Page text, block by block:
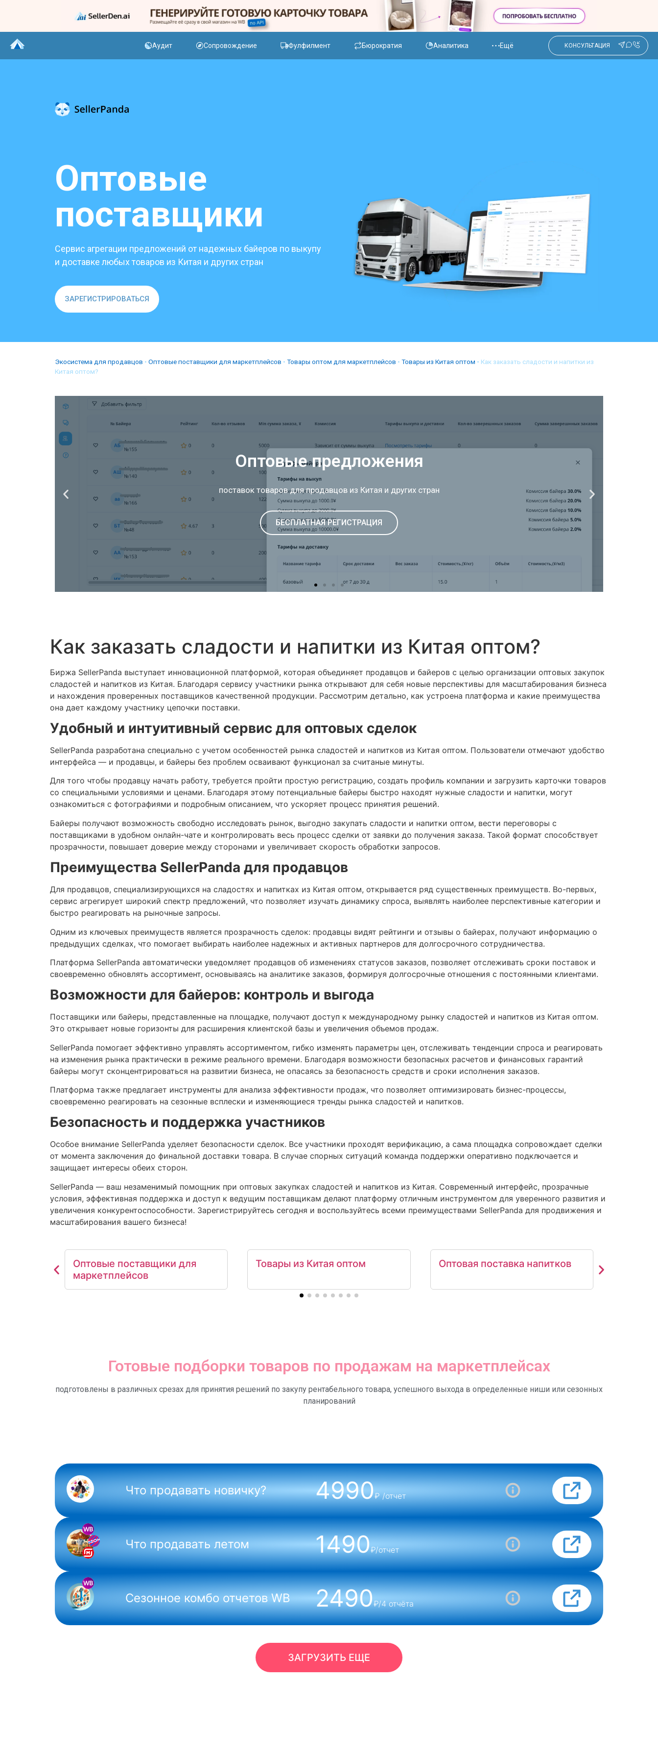
Аудит Сопровождение Фулфилмент Бюрократия Аналитика Ещё КОНСУЛЬТАЦИЯ
Оптовые
поставщики
Сервис агрегации предложений от надежных байеров по выкупу
и доставке любых товаров из Китая и других стран
ЗАРЕГИСТРИРОВАТЬСЯ
Экосистема для продавцов • Оптовые поставщики для маркетплейсов • Товары оптом для маркетплейсов • Товары из Китая оптом • Как заказать сладости и напитки из
Китая оптом?
Фиксация выкупов
всех товарных позиции в заявках для согласования
БЕСПЛАТНАЯ РЕГИСТРАЦИЯ
Как заказать сладости и напитки из Китая оптом?
Биржа SellerPanda выступает инновационной платформой, которая объединяет продавцов и байеров с целью организации оптовых закупок
сладостей и напитков из Китая. Благодаря сервису участники рынка открывают для себя новые перспективы для масштабирования бизнеса
и нахождения проверенных поставщиков качественной продукции. Рассмотрим детально, как устроена платформа и какие преимущества
она дает каждому участнику цепочки поставки.
Удобный и интуитивный сервис для оптовых сделок
SellerPanda разработана специально с учетом особенностей рынка сладостей и напитков из Китая оптом. Пользователи отмечают удобство
интерфейса — и продавцы, и байеры без проблем осваивают функционал за считаные минуты.
Для того чтобы продавцу начать работу, требуется пройти простую регистрацию, создать профиль компании и загрузить карточки товаров
со специальными условиями и ценами. Благодаря этому потенциальные байеры быстро находят нужные сладости и напитки, могут
ознакомиться с фотографиями и подробным описанием, что ускоряет процесс принятия решений.
Байеры получают возможность свободно исследовать рынок, выгодно закупать сладости и напитки оптом, вести переговоры с
поставщиками в удобном онлайн-чате и контролировать весь процесс сделки от заявки до получения заказа. Такой формат способствует
прозрачности, повышает доверие между сторонами и увеличивает скорость обработки запросов.
Преимущества SellerPanda для продавцов
Для продавцов, специализирующихся на сладостях и напитках из Китая оптом, открывается ряд существенных преимуществ. Во-первых,
сервис агрегирует широкий спектр предложений, что позволяет изучать динамику спроса, выявлять наиболее перспективные категории и
быстро реагировать на рыночные запросы.
Одним из ключевых преимуществ является прозрачность сделок: продавцы видят рейтинги и отзывы о байерах, получают информацию о
предыдущих сделках, что помогает выбирать наиболее надежных и активных партнеров для долгосрочного сотрудничества.
Платформа SellerPanda автоматически уведомляет продавцов об изменениях статусов заказов, позволяет отслеживать сроки поставок и
своевременно обновлять ассортимент, основываясь на аналитике заказов, формируя долгосрочные отношения с постоянными клиентами.
Возможности для байеров: контроль и выгода
Поставщики или байеры, представленные на площадке, получают доступ к международному рынку сладостей и напитков из Китая оптом.
Это открывает новые горизонты для расширения клиентской базы и увеличения объемов продаж.
SellerPanda помогает эффективно управлять ассортиментом, гибко изменять параметры цен, отслеживать тенденции спроса и реагировать
на изменения рынка практически в режиме реального времени. Благодаря возможности безопасных расчетов и финансовых гарантий
байеры могут сконцентрироваться на развитии бизнеса, не опасаясь за безопасность средств и сроки исполнения заказов.
Платформа также предлагает инструменты для анализа эффективности продаж, что позволяет оптимизировать бизнес-процессы,
своевременно реагировать на сезонные всплески и изменяющиеся тренды рынка сладостей и напитков.
Безопасность и поддержка участников
Особое внимание SellerPanda уделяет безопасности сделок. Все участники проходят верификацию, а сама площадка сопровождает сделки
от момента заключения до финальной доставки товара. В случае спорных ситуаций команда поддержки оперативно подключается и
защищает интересы обеих сторон.
SellerPanda — ваш незаменимый помощник при оптовых закупках сладостей и напитков из Китая. Современный интерфейс, прозрачные
условия, эффективная поддержка и доступ к ведущим поставщикам делают платформу отличным инструментом для уверенного развития и
увеличения конкурентоспособности. Зарегистрируйтесь сегодня и воспользуйтесь всеми преимуществами SellerPanda для продвижения и
масштабирования вашего бизнеса!
Оптовые поставщики для
маркетплейсов
Товары из Китая оптом Оптовая поставка напитков
Готовые подборки товаров по продажам на маркетплейсах
подготовлены в различных срезах для принятия решений по закупу рентабельного товара, успешного выхода в определенные ниши или сезонных
планирований
NEW
Что продавать новичку? 4990₽ /отчет
Что продавать летом 1490₽/отчет
Сезонное комбо отчетов WB 2490₽/4 отчёта
ЗАГРУЗИТЬ ЕЩЕ